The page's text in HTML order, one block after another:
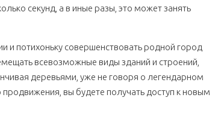
секунд, а в иные разы, это может занять
потихоньку совершенствовать родной город
всевозможные виды зданий и строений,
деревьями, уже не говоря о легендарном
вы будете получать доступ к новым